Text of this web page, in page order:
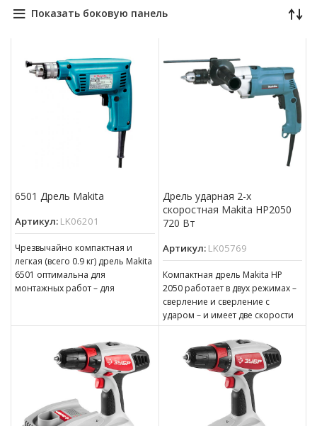
Показать боковую панель
6501 Дрель Makita
Артикул: LK06201
Чрезвычайно компактная и
легкая (всего 0.9 кг) дрель Makita
6501 оптимальна для
монтажных работ – для
Дрель ударная 2-х
скоростная Makita HP2050
720 Вт
Артикул: LK05769
Компактная дрель Makita HP
2050 работает в двух режимах –
сверление и сверление с
ударом – и имеет две скорости